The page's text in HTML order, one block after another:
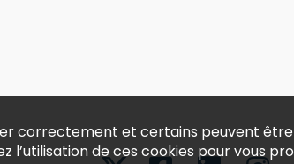
correctement et certains peuvent
l’utilisation de ces cookies pour vous